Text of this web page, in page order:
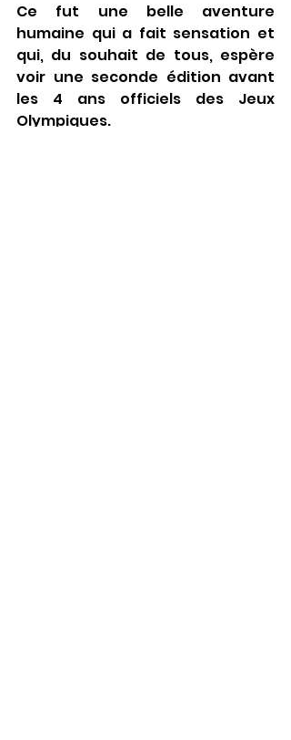
Ce fut une belle aventure
humaine qui a fait sensation et
qui, du souhait de tous, espère
voir une seconde édition avant
les 4 ans officiels des Jeux
Olympiques.